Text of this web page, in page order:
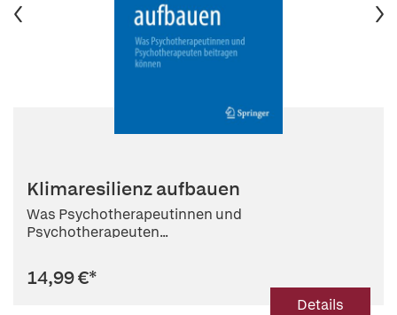
Klimaresilienz aufbauen
Was Psychotherapeutinnen und
Psychotherapeuten...
14,99 €*
Details